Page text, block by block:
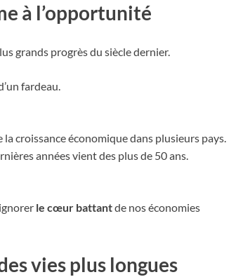
à l’opportunité
grands progrès du siècle dernier.
fardeau.
la croissance économique dans plusieurs pays.
années vient des plus de 50 ans.
le cœur battantde nos économies
vies plus longues